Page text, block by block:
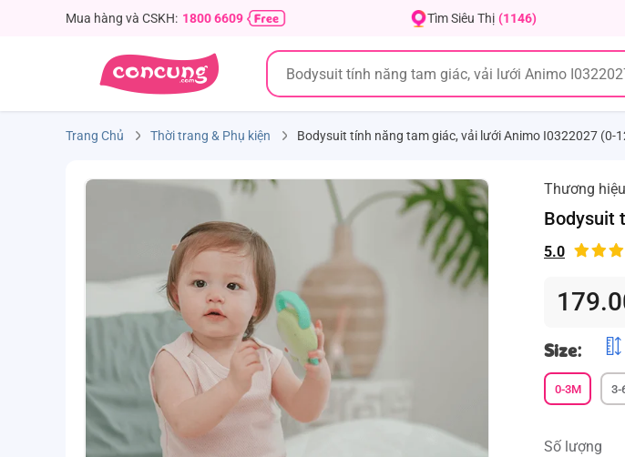
Mua hàng và CSKH: 1800 6609 Tìm Siêu Thị (1146)
Trang Chủ Thời trang & Phụ kiện Bodysuit tính năng tam giác, vải lưới Animo I0322027 (0-
Thương
Bodysuit
5.0
Size:
0-3M 3-
Số lượng